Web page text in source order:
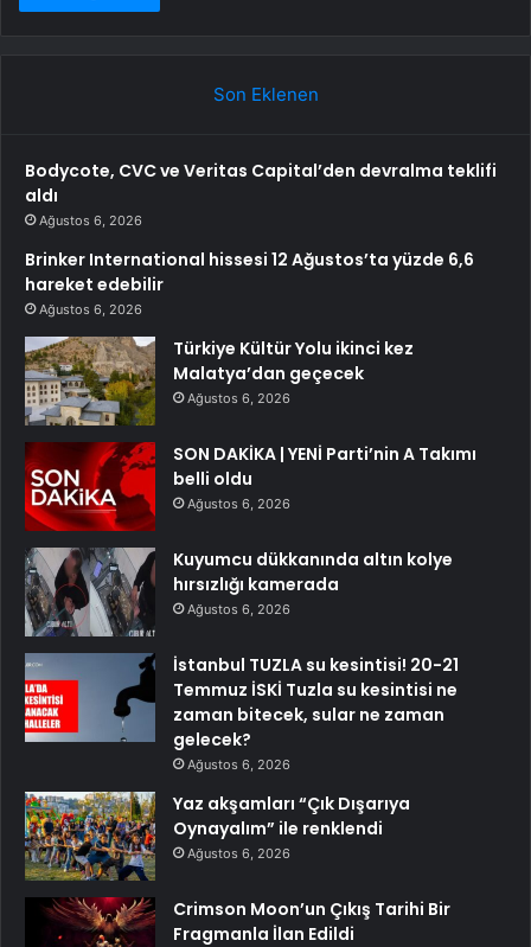
Son Eklenen
Bodycote, CVC ve Veritas Capital’den devralma teklifi
aldı
Ağustos 6, 2026
Brinker International hissesi 12 Ağustos’ta yüzde 6,6
hareket edebilir
Ağustos 6, 2026
Türkiye Kültür Yolu ikinci kez
Malatya’dan geçecek
Ağustos 6, 2026
SON DAKİKA | YENİ Parti’nin A Takımı
belli oldu
Ağustos 6, 2026
Kuyumcu dükkanında altın kolye
hırsızlığı kamerada
Ağustos 6, 2026
İstanbul TUZLA su kesintisi! 20-21
Temmuz İSKİ Tuzla su kesintisi ne
zaman bitecek, sular ne zaman
gelecek?
Ağustos 6, 2026
Yaz akşamları “Çık Dışarıya
Oynayalım” ile renklendi
Ağustos 6, 2026
Crimson Moon’un Çıkış Tarihi Bir
Fragmanla İlan Edildi